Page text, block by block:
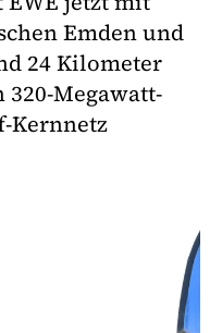
Emden und
24 Kilometer
Megawatt-
Kernnetz